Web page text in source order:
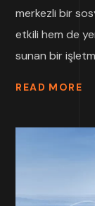
merkezli bir
etkili hem de
sunan bir
READ MORE